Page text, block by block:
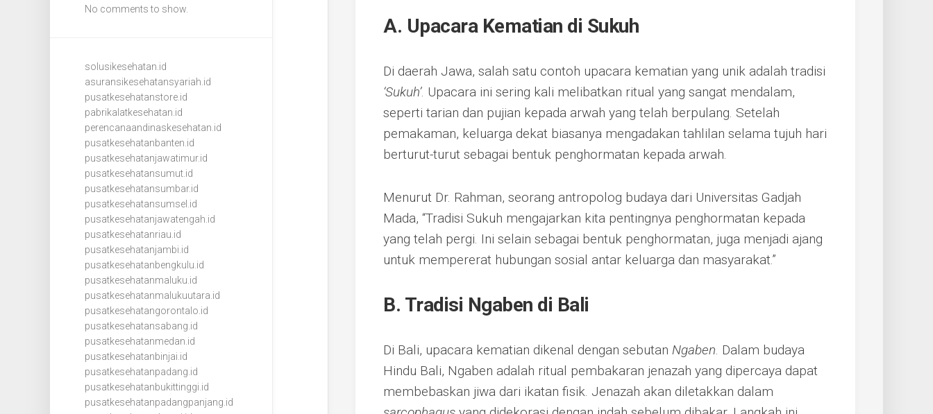
No comments to show.
solusikesehatan.id
asuransikesehatansyariah.id
pusatkesehatanstore.id
pabrikalatkesehatan.id
perencanaandinaskesehatan.id
pusatkesehatanbanten.id
pusatkesehatanjawatimur.id
pusatkesehatansumut.id
pusatkesehatansumbar.id
pusatkesehatansumsel.id
pusatkesehatanjawatengah.id
pusatkesehatanriau.id
pusatkesehatanjambi.id
pusatkesehatanbengkulu.id
pusatkesehatanmaluku.id
pusatkesehatanmalukuutara.id
pusatkesehatangorontalo.id
pusatkesehatansabang.id
pusatkesehatanmedan.id
pusatkesehatanbinjai.id
pusatkesehatanpadang.id
pusatkesehatanbukittinggi.id
pusatkesehatanpadangpanjang.id
A. Upacara Kematian di Sukuh
Di daerah Jawa, salah satu contoh upacara kematian yang unik adalah tradisi
‘Sukuh’. Upacara ini sering kali melibatkan ritual yang sangat mendalam,
seperti tarian dan pujian kepada arwah yang telah berpulang. Setelah
pemakaman, keluarga dekat biasanya mengadakan tahlilan selama tujuh hari
berturut-turut sebagai bentuk penghormatan kepada arwah.
Menurut Dr. Rahman, seorang antropolog budaya dari Universitas Gadjah
Mada, “Tradisi Sukuh mengajarkan kita pentingnya penghormatan kepada
yang telah pergi. Ini selain sebagai bentuk penghormatan, juga menjadi ajang
untuk mempererat hubungan sosial antar keluarga dan masyarakat.”
B. Tradisi Ngaben di Bali
Di Bali, upacara kematian dikenal dengan sebutan Ngaben. Dalam budaya
Hindu Bali, Ngaben adalah ritual pembakaran jenazah yang dipercaya dapat
membebaskan jiwa dari ikatan fisik. Jenazah akan diletakkan dalam